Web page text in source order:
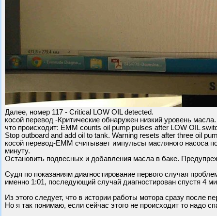
Далее, номер 117 - Critical LOW OIL detected.
косой перевод -Критические обнаружен низкий уровень масла.
что происходит: EMM counts oil pump pulses after LOW OIL
Stop outboard and add oil to tank. Warning resets after three oil
косой перевод-EMM считывает импульсы масляного насоса
минуту.
Остановить подвесных и добавления масла в баке.
Судя по показаниям диагностирование первого случая
именно 1:01, последующий случай диагностирован спустя 4
Из этого следует, что в истории работы мотора сразу после
Но я так понимаю, если сейчас этого не происходит то надо